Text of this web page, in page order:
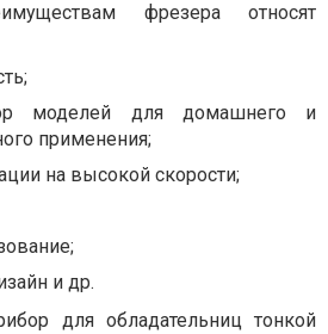
фрезера относят
моделей для домашнего и
применения;
на высокой скорости;
и др.
для обладательниц тонкой